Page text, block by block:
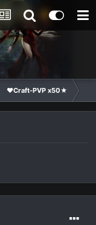
❤Craft-PVP x50★